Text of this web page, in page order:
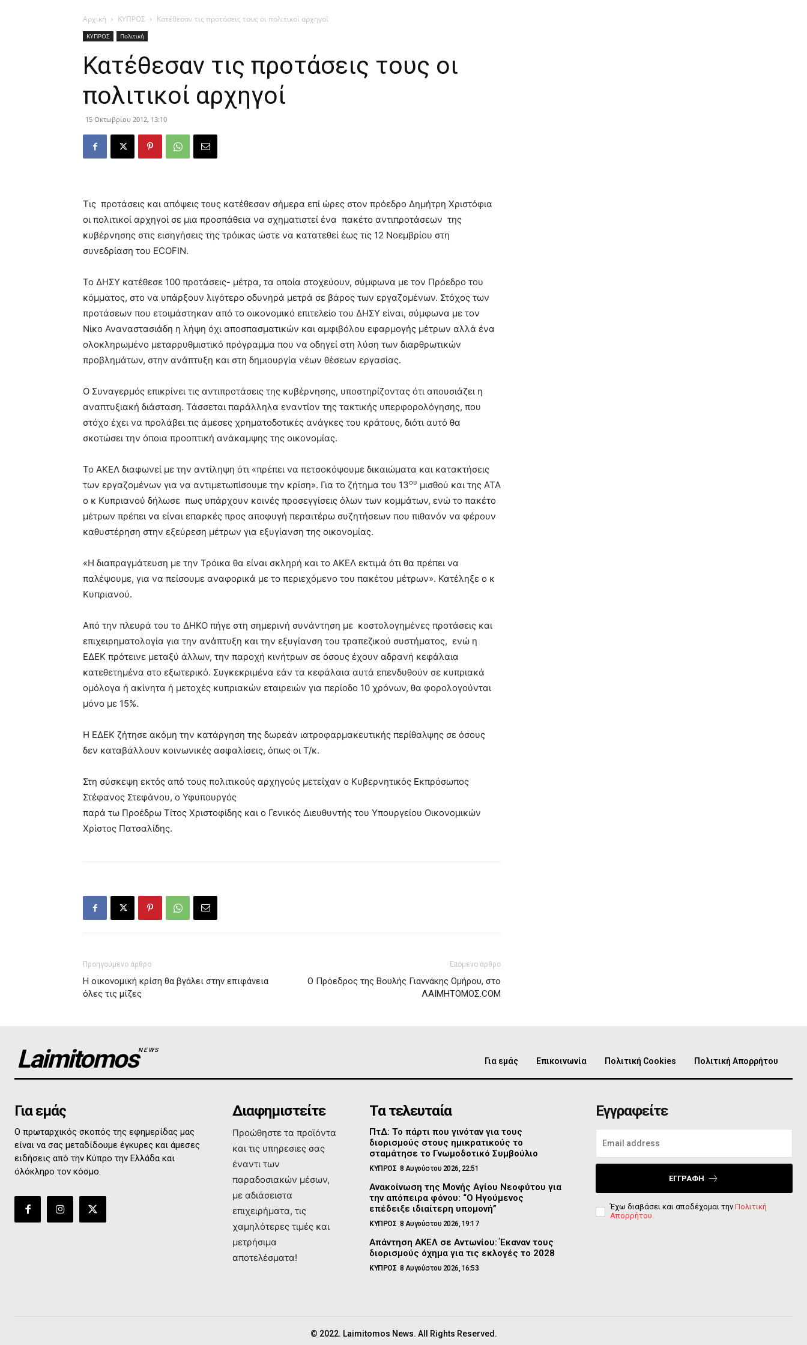
Αρχική ΚΥΠΡΟΣ Κατέθεσαν τις προτάσεις τους οι πολιτικοί αρχηγοί
ΚΥΠΡΟΣ Πολιτική
Κατέθεσαν τις προτάσεις τους οι
πολιτικοί αρχηγοί
15 Οκτωβρίου 2012, 13:10
Τις προτάσεις και απόψεις τους κατέθεσαν σήμερα επί ώρες στον πρόεδρο Δημήτρη Χριστόφια
οι πολιτικοί αρχηγοί σε μια προσπάθεια να σχηματιστεί ένα πακέτο αντιπροτάσεων της
κυβέρνησης στις εισηγήσεις της τρόικας ώστε να κατατεθεί έως τις 12 Νοεμβρίου στη
συνεδρίαση του ECOFIN.
Το ΔΗΣΥ κατέθεσε 100 προτάσεις- μέτρα, τα οποία στοχεύουν, σύμφωνα με τον Πρόεδρο του
κόμματος, στο να υπάρξουν λιγότερο οδυνηρά μετρά σε βάρος των εργαζομένων. Στόχος των
προτάσεων που ετοιμάστηκαν από το οικονομικό επιτελείο του ΔΗΣΥ είναι, σύμφωνα με τον
Νίκο Αναναστασιάδη η λήψη όχι αποσπασματικών και αμφιβόλου εφαρμογής μέτρων αλλά ένα
ολοκληρωμένο μεταρρυθμιστικό πρόγραμμα που να οδηγεί στη λύση των διαρθρωτικών
προβλημάτων, στην ανάπτυξη και στη δημιουργία νέων θέσεων εργασίας.
Ο Συναγερμός επικρίνει τις αντιπροτάσεις της κυβέρνησης, υποστηρίζοντας ότι απουσιάζει η
αναπτυξιακή διάσταση. Τάσσεται παράλληλα εναντίον της τακτικής υπερφορολόγησης, που
στόχο έχει να προλάβει τις άμεσες χρηματοδοτικές ανάγκες του κράτους, διότι αυτό θα
σκοτώσει την όποια προοπτική ανάκαμψης της οικονομίας.
Το ΑΚΕΛ διαφωνεί με την αντίληψη ότι «πρέπει να πετσοκόψουμε δικαιώματα και κατακτήσεις
των εργαζομένων για να αντιμετωπίσουμε την κρίση». Για το ζήτημα του 13ου μισθού και της ΑΤΑ
ο κ Κυπριανού δήλωσε πως υπάρχουν κοινές προσεγγίσεις όλων των κομμάτων, ενώ το πακέτο
μέτρων πρέπει να είναι επαρκές προς αποφυγή περαιτέρω συζητήσεων που πιθανόν να φέρουν
καθυστέρηση στην εξεύρεση μέτρων για εξυγίανση της οικονομίας.
«Η διαπραγμάτευση με την Τρόικα θα είναι σκληρή και το ΑΚΕΛ εκτιμά ότι θα πρέπει να
παλέψουμε, για να πείσουμε αναφορικά με το περιεχόμενο του πακέτου μέτρων». Κατέληξε ο κ
Κυπριανού.
Από την πλευρά του το ΔΗΚΟ πήγε στη σημερινή συνάντηση με κοστολογημένες προτάσεις και
επιχειρηματολογία για την ανάπτυξη και την εξυγίανση του τραπεζικού συστήματος, ενώ η
ΕΔΕΚ πρότεινε μεταξύ άλλων, την παροχή κινήτρων σε όσους έχουν αδρανή κεφάλαια
κατεθετημένα στο εξωτερικό. Συγκεκριμένα εάν τα κεφάλαια αυτά επενδυθούν σε κυπριακά
ομόλογα ή ακίνητα ή μετοχές κυπριακών εταιρειών για περίοδο 10 χρόνων, θα φορολογούνται
μόνο με 15%.
Η ΕΔΕΚ ζήτησε ακόμη την κατάργηση της δωρεάν ιατροφαρμακευτικής περίθαλψης σε όσους
δεν καταβάλλουν κοινωνικές ασφαλίσεις, όπως οι Τ/κ.
Στη σύσκεψη εκτός από τους πολιτικούς αρχηγούς μετείχαν ο Κυβερνητικός Εκπρόσωπος
Στέφανος Στεφάνου, ο Υφυπουργός
παρά τω Προέδρω Τίτος Χριστοφίδης και ο Γενικός Διευθυντής του Υπουργείου Οικονομικών
Χρίστος Πατσαλίδης.
Προηγούμενο άρθρο
Η οικονομική κρίση θα βγάλει στην επιφάνεια
όλες τις μίζες
Επόμενο άρθρο
Ο Πρόεδρος της Βουλής Γιαννάκης Ομήρου, στο
ΛΑΙΜΗΤΟΜΟΣ.COM
LaimitomosNEWS
Για εμάς Επικοινωνία Πολιτική Cookies Πολιτική Απορρήτου
Για εμάς
Ο πρωταρχικός σκοπός της εφημερίδας μας
είναι να σας μεταδίδουμε έγκυρες και άμεσες
ειδήσεις από την Κύπρο την Ελλάδα και
όλόκληρο τον κόσμο.
Διαφημιστείτε
Προώθηστε τα προϊόντα
και τις υπηρεσιες σας
έναντι των
παραδοσιακών μέσων,
με αδιάσειστα
επιχειρήματα, τις
χαμηλότερες τιμές και
μετρήσιμα
αποτελέσματα!
Τα τελευταία
ΠτΔ: Το πάρτι που γινόταν για τους
διορισμούς στους ημικρατικούς το
σταμάτησε το Γνωμοδοτικό Συμβούλιο
ΚΥΠΡΟΣ 8 Αυγούστου 2026, 22:51
Ανακοίνωση της Μονής Αγίου Νεοφύτου για
την απόπειρα φόνου: “Ο Ηγούμενος
επέδειξε ιδιαίτερη υπομονή”
ΚΥΠΡΟΣ 8 Αυγούστου 2026, 19:17
Απάντηση ΑΚΕΛ σε Αντωνίου: Έκαναν τους
διορισμούς όχημα για τις εκλογές το 2028
ΚΥΠΡΟΣ 8 Αυγούστου 2026, 16:53
Εγγραφείτε
ΕΓΓΡΑΦΉ
Έχω διαβάσει και αποδέχομαι την Πολιτική
Απορρήτου.
© 2022. Laimitomos News. All Rights Reserved.